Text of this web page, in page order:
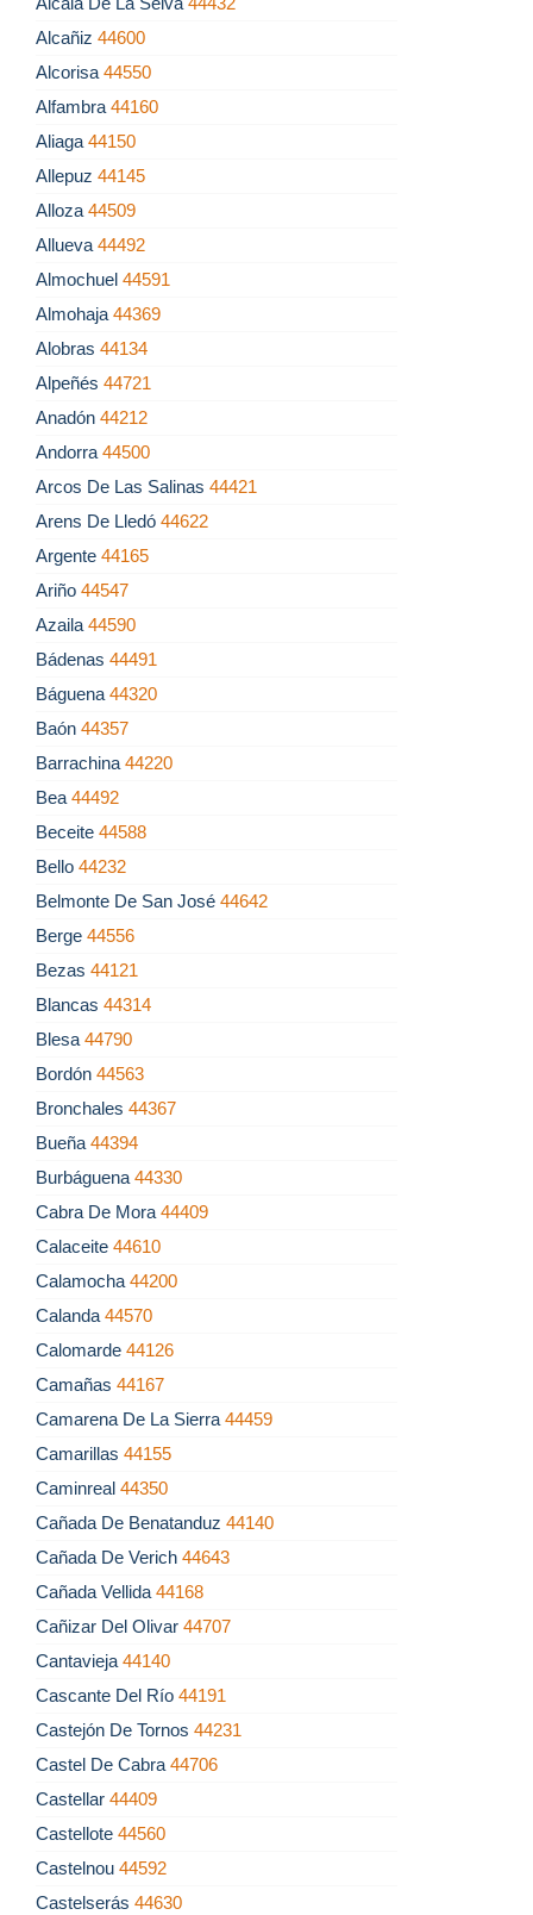
Alcañiz 44600
Alcorisa 44550
Alfambra 44160
Aliaga 44150
Allepuz 44145
Alloza 44509
Allueva 44492
Almochuel 44591
Almohaja 44369
Alobras 44134
Alpeñés 44721
Anadón 44212
Andorra 44500
Arcos De Las Salinas 44421
Arens De Lledó 44622
Argente 44165
Ariño 44547
Azaila 44590
Bádenas 44491
Báguena 44320
Baón 44357
Barrachina 44220
Bea 44492
Beceite 44588
Bello 44232
Belmonte De San José 44642
Berge 44556
Bezas 44121
Blancas 44314
Blesa 44790
Bordón 44563
Bronchales 44367
Bueña 44394
Burbáguena 44330
Cabra De Mora 44409
Calaceite 44610
Calamocha 44200
Calanda 44570
Calomarde 44126
Camañas 44167
Camarena De La Sierra 44459
Camarillas 44155
Caminreal 44350
Cañada De Benatanduz 44140
Cañada De Verich 44643
Cañada Vellida 44168
Cañizar Del Olivar 44707
Cantavieja 44140
Cascante Del Río 44191
Castejón De Tornos 44231
Castel De Cabra 44706
Castellar 44409
Castellote 44560
Castelnou 44592
Castelserás 44630